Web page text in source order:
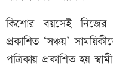
কিশোর বয়সেই নিজের
প্রকাশিত ‘সঞ্চয়’
পত্রিকায় প্রকাশিত হয়